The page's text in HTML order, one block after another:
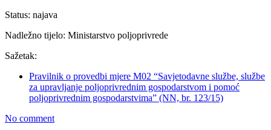
Status: najava
Nadležno tijelo: Ministarstvo poljoprivrede
Sažetak:
Pravilnik o provedbi mjere M02 “Savjetodavne službe, službe
za upravljanje poljoprivrednim gospodarstvom i pomoć
poljoprivrednim gospodarstvima” (NN, br. 123/15)
No comment